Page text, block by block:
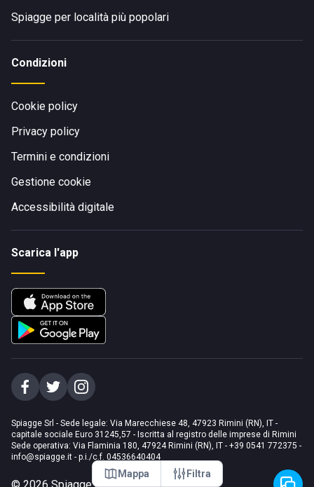
Mappa Filtra
Spiagge per località più popolari
Condizioni
Cookie policy
Privacy policy
Termini e condizioni
Gestione cookie
Accessibilità digitale
Scarica l'app
Spiagge Srl - Sede legale: Via Marecchiese 48, 47923 Rimini (RN), IT -
capitale sociale Euro 31245,57 - Iscritta al registro delle imprese di Rimini
Sede operativa: Via Flaminia 180, 47924 Rimini (RN), IT - +39 0541 772375 -
info@spiagge.it - p.i./c.f. 04536640404